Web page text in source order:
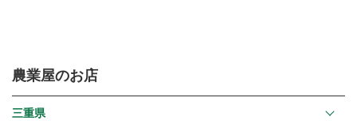
農業屋のお店
三重県